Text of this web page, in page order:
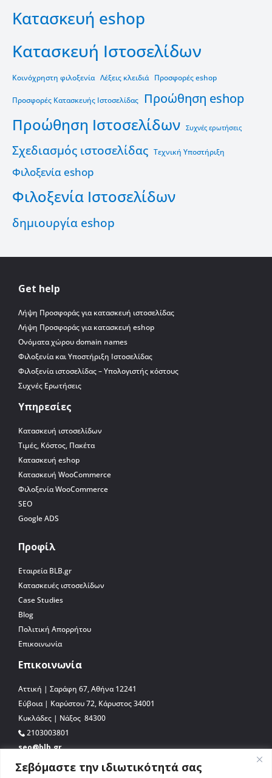
Σεβόμαστε την ιδιωτικότητά σας
Κατασκευή eshop
Κατασκευή Ιστοσελίδων
Κοινόχρηστη φιλοξενία Λέξεις κλειδιά Προσφορές eshop
Προσφορές Κατασκευής Ιστοσελίδας Προώθηση eshop
Προώθηση Ιστοσελίδων Συχνές ερωτήσεις
Σχεδιασμός ιστοσελίδας Τεχνική Υποστήριξη
Φιλοξενία eshop
Φιλοξενία Ιστοσελίδων
δημιουργία eshop
Get help
Λήψη Προσφοράς για κατασκευή ιστοσελίδας
Λήψη Προσφοράς για κατασκευή eshop
Ονόματα χώρου domain names
Φιλοξενία και Υποστήριξη Ιστοσελίδας
Φιλοξενία ιστοσελίδας – Υπολογιστής κόστους
Συχνές Ερωτήσεις
Υπηρεσίες
Κατασκευή ιστοσελίδων
Τιμές, Κόστος, Πακέτα
Κατασκευή eshop
Κατασκευή WooCommerce
Φιλοξενία WooCommerce
SEO
Google ADS
Προφίλ
Εταιρεία BLB.gr
Κατασκευές ιστοσελίδων
Case Studies
Blog
Πολιτική Απορρήτου
Επικοινωνία
Επικοινωνία
Αττική | Σαράφη 67, Αθήνα 12241
Εύβοια | Καρύστου 72, Κάρυστος 34001
Κυκλάδες | Νάξος 84300
2103003801
seo@blb.gr